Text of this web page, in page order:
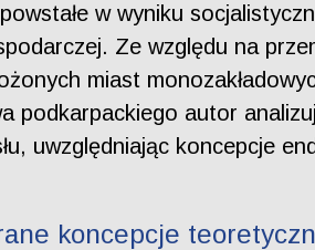
w wyniku
Ze względu na
miast
podkarpackiego autor
uwzględniając koncepcje
koncepcje